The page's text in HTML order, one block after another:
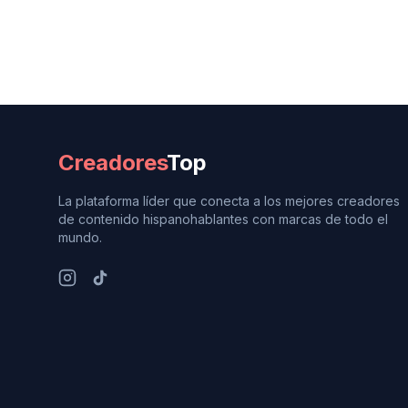
CreadoresTop
La plataforma líder que conecta a los mejores creadores
de contenido hispanohablantes con marcas de todo el
mundo.